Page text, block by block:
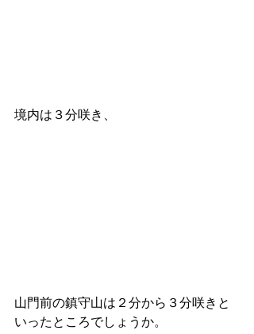
境内は３分咲き、
山門前の鎮守山は２分から３分咲きと
いったところでしょうか。